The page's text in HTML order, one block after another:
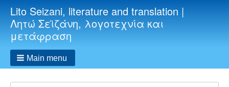
Lito Seizani, literature and translation |
Λητώ Σεϊζάνη, λογοτεχνία και
μετάφραση
Main menu